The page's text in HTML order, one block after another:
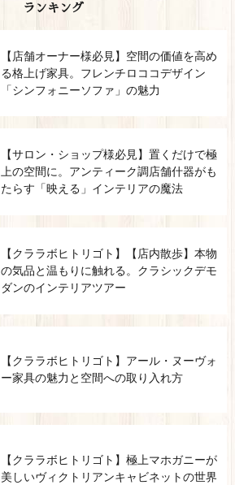
ランキング
【店舗オーナー様必見】空間の価値を高め
る格上げ家具。フレンチロココデザイン
「シンフォニーソファ」の魅力
【サロン・ショップ様必見】置くだけで極
上の空間に。アンティーク調店舗什器がも
たらす「映える」インテリアの魔法
【クララボヒトリゴト】【店内散歩】本物
の気品と温もりに触れる。クラシックデモ
ダンのインテリアツアー
【クララボヒトリゴト】アール・ヌーヴォ
ー家具の魅力と空間への取り入れ方
【クララボヒトリゴト】極上マホガニーが
美しいヴィクトリアンキャビネットの世界